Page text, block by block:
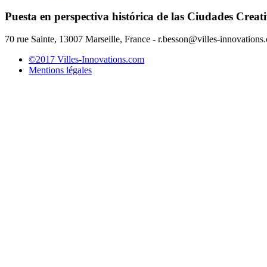
Puesta en perspectiva histórica de las Ciudades
70 rue Sainte, 13007 Marseille, France - r.besson@villes-
©2017 Villes-Innovations.com
Mentions légales